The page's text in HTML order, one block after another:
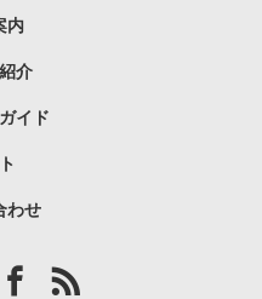
内
介
イド
わせ